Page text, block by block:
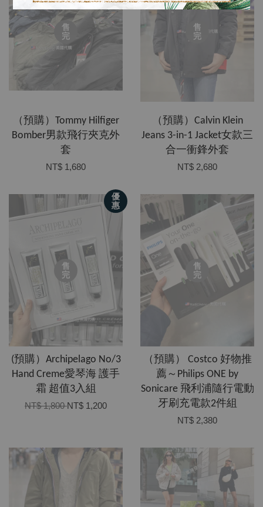
售
完
（預購）Tommy Hilfiger
Bomber男款飛行夾克外
套
NT$ 1,680
售
完
（預購）Calvin Klein
Jeans 3-in-1 Jacket女款三
合一衝鋒外套
NT$ 2,680
優
惠
售
完
(預購）Archipelago No/3
Hand Creme愛琴海 護手
霜 超值3入組
NT$ 1,800NT$ 1,200
售
完
（預購） Costco 好物推
薦～Philips ONE by
Sonicare 飛利浦隨行電動
牙刷充電款2件組
NT$ 2,380